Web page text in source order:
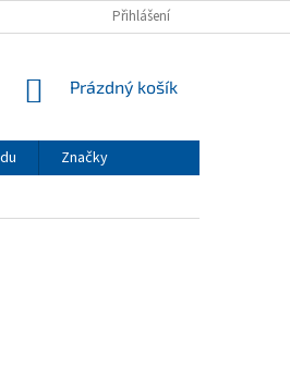
OSOBNÍCH ÚDAJŮ
Přihlášení
NÁKUPNÍ
Prázdný košík
Značky